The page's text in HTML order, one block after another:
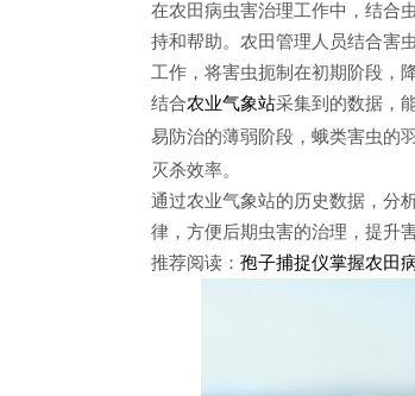
在农田病虫害治理工作中，结合
持和帮助。农田管理人员结合害
工作，将害虫扼制在初期阶段，
结合农业气象站采集到的数据，
易防治的薄弱阶段 ，蛾类害虫的
灭杀效率。
通过农业气象站的历史数据，分
律，方便后期虫害的治理，提升
推荐阅读：孢子捕捉仪掌握农田